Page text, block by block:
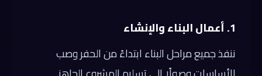
1. أعمال البناء والإنشاء
ننفذ جميع مراحل البناء ابتداءً من الحفر وصب